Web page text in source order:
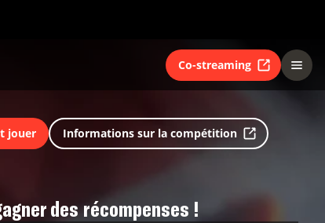
Co-streaming
jouer Informations sur la compétition
des récompenses !